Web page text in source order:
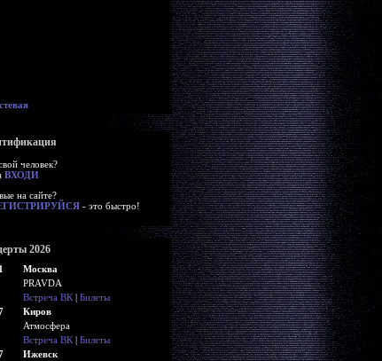
человек?
ВХОДИ
на сайте?
- это быстро!
2026
Москва
PRAVDA
Встреча ВК | Билеты
Киров
Атмосфера
Встреча ВК | Билеты
Ижевск